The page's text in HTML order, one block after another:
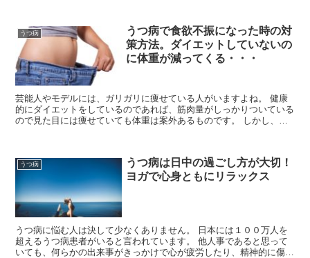
うつ病
うつ病で食欲不振になった時の対
策方法。ダイエットしていないの
に体重が減ってくる・・・
芸能人やモデルには、ガリガリに痩せている人がいますよね。 健康
的にダイエットをしているのであれば、筋肉量がしっかりついている
ので見た目には痩せていても体重は案外あるものです。 しかし、拒
うつ病
うつ病は日中の過ごし方が大切！
ヨガで心身ともにリラックス
うつ病に悩む人は決して少なくありません。 日本には１００万人を
超えるうつ病患者がいると言われています。 他人事であると思って
いても、何らかの出来事がきっかけで心が疲労したり、精神的に傷つ